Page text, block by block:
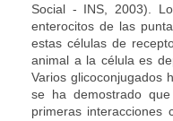
Social - INS, 2003).
enterocitos de las
estas células de
animal a la célula es
Varios glicoconjugados
se ha demostrado
primeras interacciones